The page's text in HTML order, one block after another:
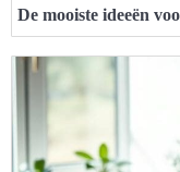
De mooiste ideeën